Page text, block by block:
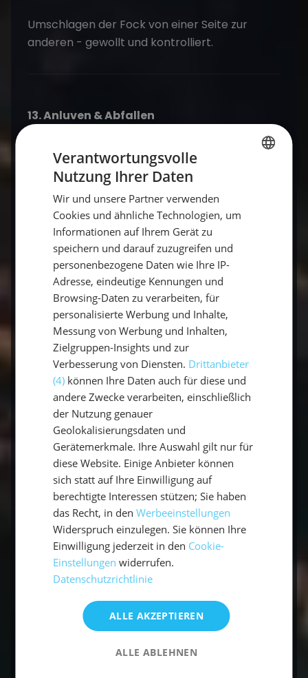
Umschlagen der Fock von einer Seite zur
anderen - gewollt und kontrolliert.
13. Anluven & Abfallen
Anluven = Richtung Luv drehen
Abfallen = Richtung Lee drehen
Ein zentrales Steuerelement in jedem
Manöver.
14. Wichtige Seemannsknoten
DieseKnotenkommen in der SKS-
Praxisprüfung IMMER dran:
Palstek
Webeleinstek
Kreuzknoten
Stopperstek
Schotstek
Achtknoten
Wenn du sie blind kannst, hast du einen großen
Vorteil.
Verantwortungsvolle
Nutzung Ihrer Daten
Wir und unsere Partner verwenden
Cookies und ähnliche Technologien, um
Informationen auf Ihrem Gerät zu
speichern und darauf zuzugreifen und
personenbezogene Daten wie Ihre IP-
Adresse, eindeutige Kennungen und
Browsing-Daten zu verarbeiten, für
personalisierte Werbung und Inhalte,
Messung von Werbung und Inhalten,
Zielgruppen-Insights und zur
Verbesserung von Diensten. Drittanbieter
(4) können Ihre Daten auch für diese und
andere Zwecke verarbeiten, einschließlich
der Nutzung genauer
Geolokalisierungsdaten und
Gerätemerkmale. Ihre Auswahl gilt nur für
diese Website. Einige Anbieter können
sich statt auf Ihre Einwilligung auf
berechtigte Interessen stützen; Sie haben
das Recht, in denWerbeeinstellungen
Widerspruch einzulegen. Sie können Ihre
Einwilligung jederzeit in den Cookie-
Einstellungen widerrufen.
Datenschutzrichtlinie
ALLE AKZEPTIEREN
ALLE ABLEHNEN